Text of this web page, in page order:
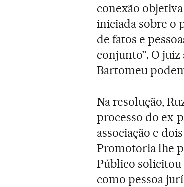
conexão
iniciada sobre o
de fatos e
conjunto”. O
Bartomeu
Na resolução,
processo do ex-
associação e
Promotoria lhe
Público solicitou
como pessoa